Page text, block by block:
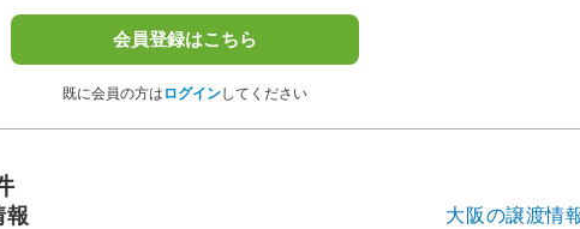
会員登録はこちら
既に会員の方は ログインしてください
報 大阪の譲渡情